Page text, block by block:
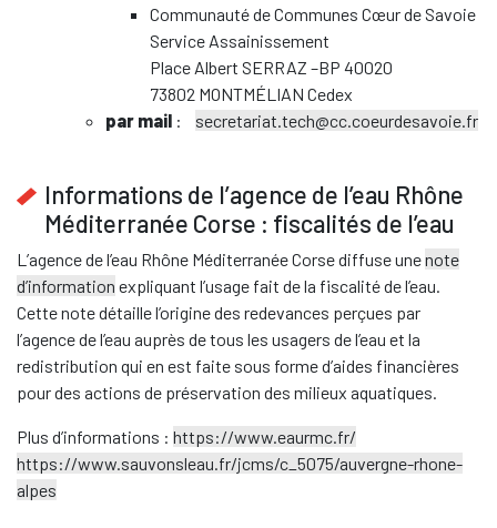
Communauté de Communes Cœur de Savoie
Service Assainissement
Place Albert SERRAZ –BP 40020
73802 MONTMÉLIAN Cedex
par mail : secretariat.tech@cc.coeurdesavoie.fr
Informations de l’agence de l’eau Rhône
Méditerranée Corse : fiscalités de l’eau
L’agence de l’eau Rhône Méditerranée Corse diffuse unenote
d’information expliquant l’usage fait de la fiscalité de l’eau.
Cette note détaille l’origine des redevances perçues par
l’agence de l’eau auprès de tous les usagers de l’eau et la
redistribution qui en est faite sous forme d’aides financières
pour des actions de préservation des milieux aquatiques.
Plus d’informations : https://www.eaurmc.fr/
https://www.sauvonsleau.fr/jcms/c_5075/auvergne-rhone-
alpes